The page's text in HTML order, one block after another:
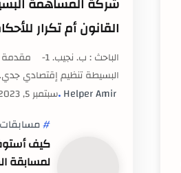
القانون أم تكرار
الباحث : ب.
البسيطة تنظيم إقتصادي
كيف
لمسابقة